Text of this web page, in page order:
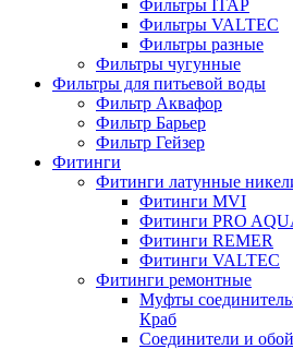
Фильтры ITAP
Фильтры VALTEC
Фильтры разные
Фильтры чугунные
Фильтры для питьевой воды
Фильтр Аквафор
Фильтр Барьер
Фильтр Гейзер
Фитинги
Фитинги латунные
Фитинги MVI
Фитинги PRO
Фитинги REMER
Фитинги VALTEC
Фитинги ремонтные
Муфты
Краб
Соединители и